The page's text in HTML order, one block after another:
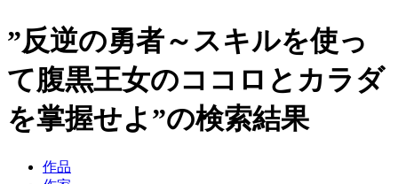
”反逆の勇者～スキルを使っ
て腹黒王女のココロとカラダ
を掌握せよ”の検索結果
作品